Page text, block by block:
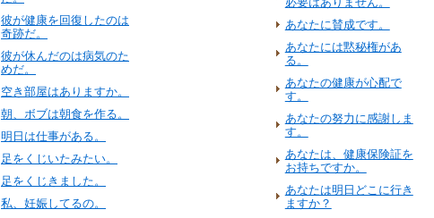
彼が健康を回復したのは
奇跡だ。
彼が休んだのは病気のた
めだ。
空き部屋はありますか。
朝、ボブは朝食を作る。
明日は仕事がある。
足をくじいたみたい。
足をくじきました。
私、妊娠してるの。
あなたに賛成です。
あなたには黙秘権があ
る。
あなたの健康が心配で
す。
あなたの努力に感謝しま
す。
あなたは、健康保険証を
お持ちですか。
あなたは明日どこに行き
ますか？